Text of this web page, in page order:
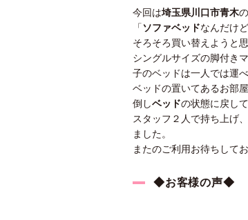
今回は埼玉県川口市青木
「 ソファベッドなんだけ
そろそろ買い替えようと
シングルサイズの脚付き
子のベッドは一人では運
ベッドの置いてあるお部屋
倒しベッドの状態に戻し
スタッフ２人で持ち上げ
ました。
またのご利用お待ちしてお
◆お客様の声◆